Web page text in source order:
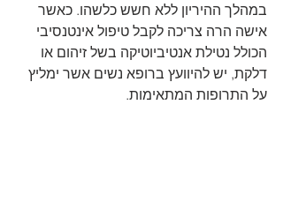
במהלך ההיריון ללא חשש כלשהו. כאשר
אישה הרה צריכה לקבל טיפול אינטנסיבי
הכולל נטילת אנטיביוטיקה בשל זיהום או
דלקת, יש להיוועץ ברופא נשים אשר ימליץ
על התרופות המתאימות.